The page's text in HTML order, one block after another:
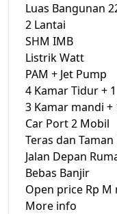
Luas Bangunan
2 Lantai
SHM IMB
Listrik Watt
PAM + Jet Pump
4 Kamar Tidur + 1
3 Kamar mandi +
Car Port 2 Mobil
Teras dan Taman
Jalan Depan
Bebas Banjir
Open price Rp M
More info